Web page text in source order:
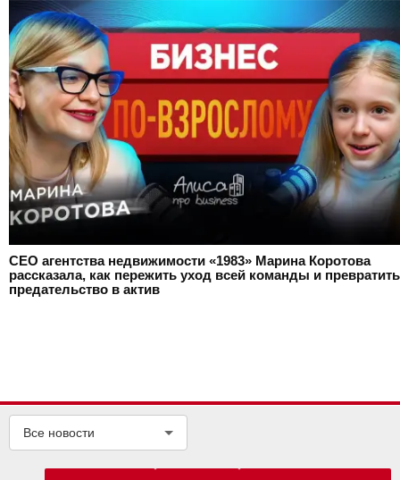
CEO агентства недвижимости «1983» Марина Коротова
рассказала, как пережить уход всей команды и превратить
предательство в актив
Все новости